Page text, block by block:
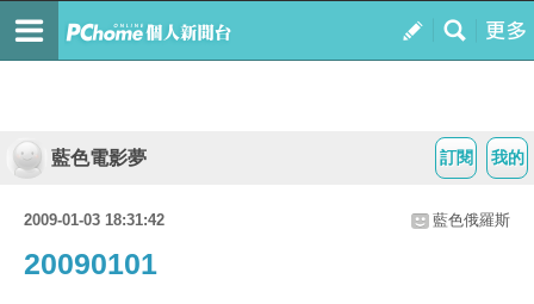
我的
訂閱
藍色電影夢
2009-01-03 18:31:42 藍色俄羅斯
20090101